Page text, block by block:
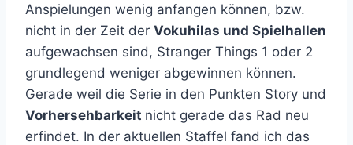
Anspielungen wenig anfangen können, bzw.
nicht in der Zeit der Vokuhilas und Spielhallen
aufgewachsen sind, Stranger Things 1 oder 2
grundlegend weniger abgewinnen können.
Gerade weil die Serie in den Punkten Story und
Vorhersehbarkeit nicht gerade das Rad neu
erfindet. In der aktuellen Staffel fand ich das